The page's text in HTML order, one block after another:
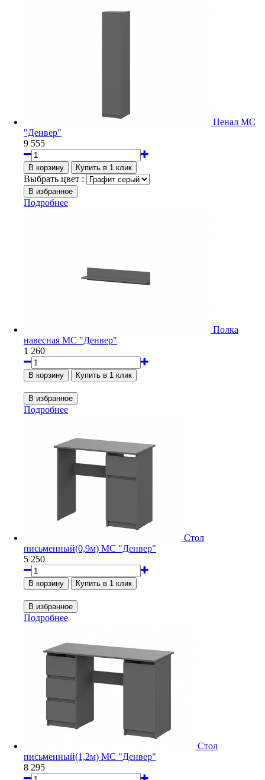
Пенал МС
"Денвер"
9 555
Выбрать цвет :
Подробнее
Полка
навесная МС "Денвер"
1 260
Подробнее
Стол
письменный(0,9м) МС "Денвер"
5 250
Подробнее
Стол
письменный(1,2м) МС "Денвер"
8 295